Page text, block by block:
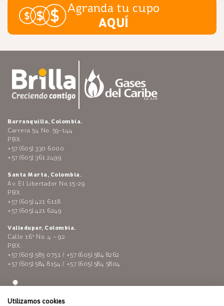
Agranda tu cupo
AQUÍ
Barranquilla, Colombia.
Carrera 54 No. 59-144
PBX:
+57 (605) 330 6000
+57 (605) 361 2499
Santa Marta, Colombia.
Av. El Libertador No.15-29
PBX:
+57 (605) 421 6118
+57 (605) 421 6249
Valledupar, Colombia.
Calle 16ª No. 4 – 92
PBX:
+57 (605) 585 0751 / +57 (605) 584 8262
+57 (605) 584 8154 / +57 (605) 584 5804
Utilizamos cookies